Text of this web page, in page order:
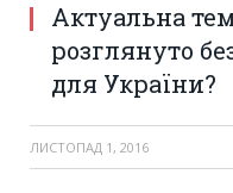
Актуальна
розглянуто
для України?
ЛИСТОПАД 1, 2016